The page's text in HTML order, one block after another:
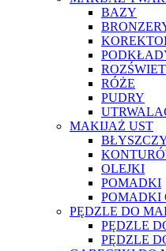
BAZY
RÓŻE
PUDRY
MAKIJAŻ UST
OLEJKI
POMADKI
POMADKI
PĘDZLE DO
PĘDZLE
PĘDZLE